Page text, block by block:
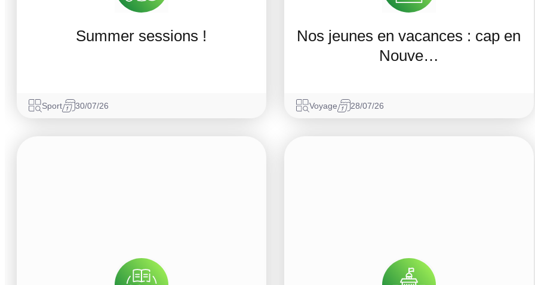
Summer sessions !
Sport 30/07/26
Nos jeunes en vacances : cap en
Nouve…
Voyage 28/07/26